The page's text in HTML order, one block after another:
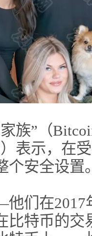
族”（
）表示，在
个安全设置
们在2017
比特币的交